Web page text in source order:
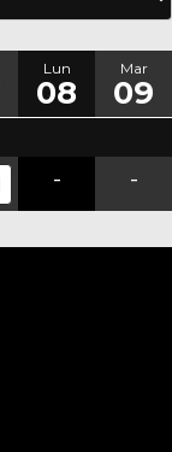
Lun
08
Mar
09
- -